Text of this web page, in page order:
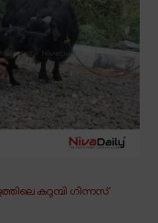
കറുമ്പി ഗിന്നസ്